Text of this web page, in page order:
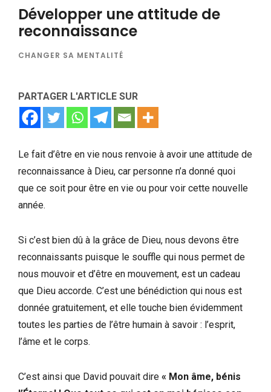
Développer une attitude de
reconnaissance
CHANGER SA MENTALITÉ
PARTAGER L'ARTICLE SUR
Le fait d’être en vie nous renvoie à avoir une attitude de
reconnaissance à Dieu, car personne n’a donné quoi
que ce soit pour être en vie ou pour voir cette nouvelle
année.
Si c’est bien dû à la grâce de Dieu, nous devons être
reconnaissants puisque le souffle qui nous permet de
nous mouvoir et d’être en mouvement, est un cadeau
que Dieu accorde. C’est une bénédiction qui nous est
donnée gratuitement, et elle touche bien évidemment
toutes les parties de l’être humain à savoir : l’esprit,
l’âme et le corps.
C’est ainsi que David pouvait dire « Mon âme, bénis